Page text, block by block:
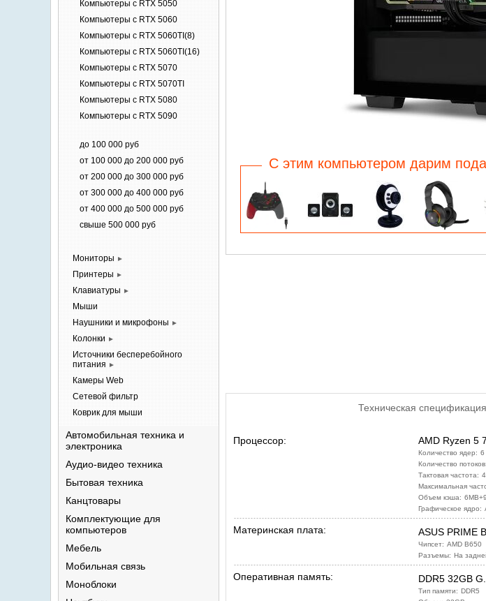
Компьютеры c RTX 5050
Компьютеры c RTX 5060
Компьютеры c RTX 5060TI(8)
Компьютеры c RTX 5060TI(16)
Компьютеры c RTX 5070
Компьютеры c RTX 5070TI
Компьютеры c RTX 5080
Компьютеры c RTX 5090
до 100 000 руб
от 100 000 до 200 000 руб
от 200 000 до 300 000 руб
от 300 000 до 400 000 руб
от 400 000 до 500 000 руб
свыше 500 000 руб
Мониторы ►
Принтеры ►
Клавиатуры ►
Мыши
Наушники и микрофоны ►
Колонки ►
Источники бесперебойного
питания ►
Камеры Web
Сетевой фильтр
Коврик для мыши
Автомобильная техника и
электроника
Аудио-видео техника
Бытовая техника
Канцтовары
Комплектующие для
компьютеров
Мебель
Мобильная связь
Моноблоки
C этим компьютером дарим
Техническая спецификация
Процессор: AMD Ryzen 5
Количество ядер: 6
Количество потоков:
Тактовая частота:
Максимальная
Объем кэша:
Графическое ядро:
Материнская плата: ASUS PRIME
Чипсет: AMD B650
Разъемы: На
Оперативная память: DDR5 32GB
Тип памяти: DDR5